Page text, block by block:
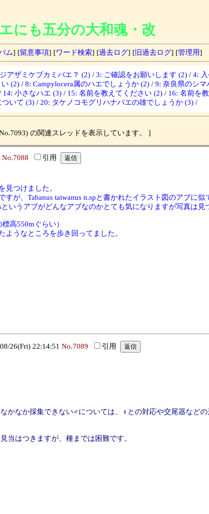
にも五分の大和魂・改
ム] [留意事項] [ワード検索] [過去ログ] [旧過去ログ] [管理用]
アザミケブカミバエ？ (2) / 3: ご確認をお願いします (2) / 4:
(2) / 8: Campylocera属のハエでしょうか (2) / 9: 奈良県のシマ
14: 小さなハエ (3) / 15: 名前を教えてください (2) / 16: 名前を
ついて (3) / 20: タケノコモグリハナバエの雄でしょうか (3) /
の関連スレッドを表示しています。 ]
No.7088 引用
見つけました。
すが、Tabanus taiwanus n.spと書かれたイラスト図のアブに似
というアブがどんなアブなのかとても気になりますが写真は見
高550mぐらい）
ようなところを歩き回ってました。
26(Fri) 22:14:51 No.7089 引用
かなか採集できない♂については、♀との対応や交尾器など
当はつきますが、種までは困難です。